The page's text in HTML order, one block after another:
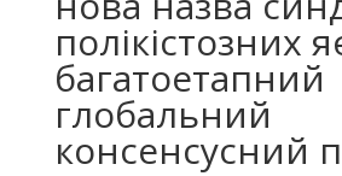
полікістозних
багатоетапний
глобальний
консенсусний